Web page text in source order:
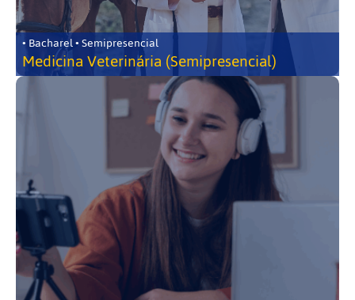
• Bacharel • Semipresencial
Medicina Veterinária (Semipresencial)